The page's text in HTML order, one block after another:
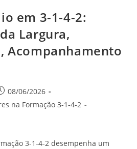
em 3-1-4-2:
Largura,
Acompanhamento
08/06/2026
na Formação 3-1-4-2
3-1-4-2 desempenha um